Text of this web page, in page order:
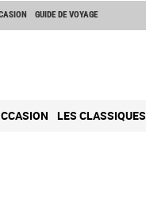
GUIDE DE VOYAGE
LES CLASSIQUES